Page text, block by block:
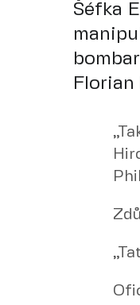
Šéfka